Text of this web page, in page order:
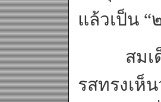
แล้วเป็น
สมเด็จ
รสทรงเห็